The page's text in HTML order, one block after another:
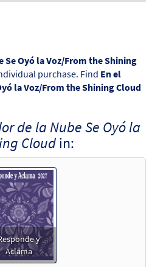
Se Oyó la Voz/From the Shining
purchase. Find En el
la Voz/From the Shining Cloud
de la Nube Se Oyó la
Cloudin:
y
Aclama